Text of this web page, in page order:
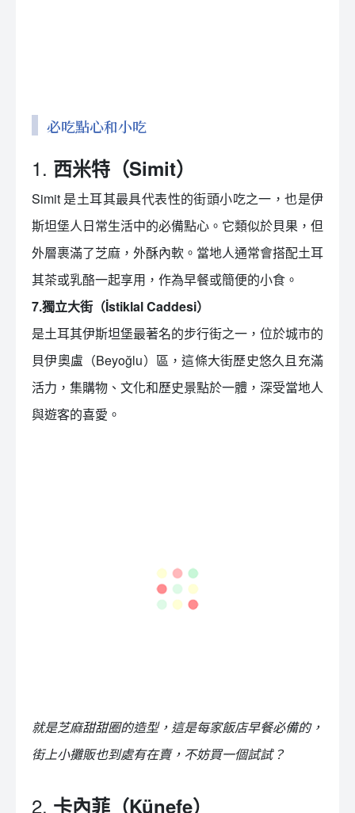
必吃點心和小吃
1. 西米特（Simit）
Simit 是土耳其最具代表性的街頭小吃之一，也是伊
斯坦堡人日常生活中的必備點心。它類似於貝果，但
外層裹滿了芝麻，外酥內軟。當地人通常會搭配土耳
其茶或乳酪一起享用，作為早餐或簡便的小食。
7.獨立大街（İstiklal Caddesi）
是土耳其伊斯坦堡最著名的步行街之一，位於城市的
貝伊奧盧（Beyoğlu）區，這條大街歷史悠久且充滿
活力，集購物、文化和歷史景點於一體，深受當地人
與遊客的喜愛。
就是芝麻甜甜圈的造型，這是每家飯店早餐必備的，
街上小攤販也到處有在賣，不妨買一個試試？
2. 卡內菲（Künefe）